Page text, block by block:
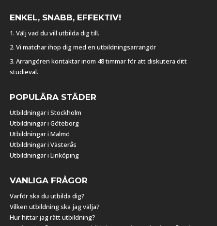
ENKEL, SNABB, EFFEKTIV!
1. Välj vad du vill utbilda dig till.
2. Vi matchar ihop dig med en utbildningsarrangör
3. Arrangören kontaktar inom 48 timmar för att diskutera ditt
studieval.
POPULÄRA STÄDER
Utbildningar i Stockholm
Utbildningar i Göteborg
Utbildningar i Malmö
Utbildningar i Västerås
Utbildningar i Linköping
VANLIGA FRÅGOR
Varför ska du utbilda dig?
Vilken utbildning ska jag välja?
Hur hittar jag rätt utbildning?